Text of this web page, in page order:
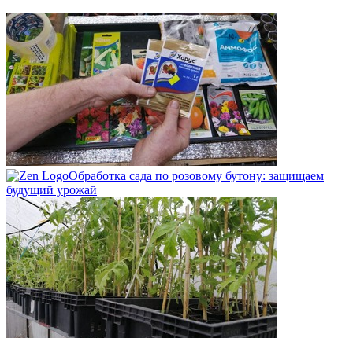
Обработка сада по розовому бутону: защищаем
будущий урожай